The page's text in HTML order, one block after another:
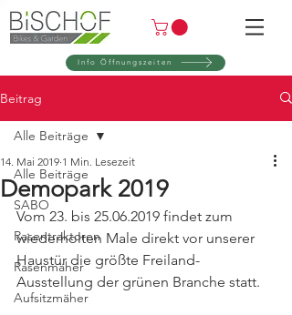
Info Öffnungszeiten
Beitrag
Alle Beiträge
SABO
Rasentraktoren
Rasenmäher
Aufsitzmäher
Alle Beiträge
Demopark 2019
14. Mai 2019 1 Min. Lesezeit
Vom 23. bis 25.06.2019 findet zum
wiederholten Male direkt vor unserer
Haustür die größte Freiland-
Ausstellung der grünen Branche statt.